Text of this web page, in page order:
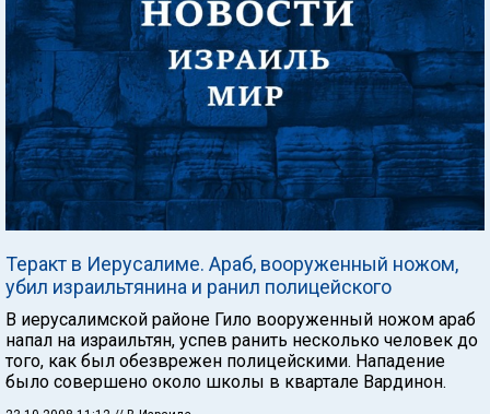
Теракт в Иерусалиме. Араб, вооруженный ножом,
убил израильтянина и ранил полицейского
В иерусалимской районе Гило вооруженный ножом араб
напал на израильтян, успев ранить несколько человек до
того, как был обезврежен полицейскими. Нападение
было совершено около школы в квартале Вардинон.